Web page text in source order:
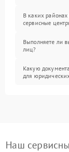
В каких районах
сервисные
Выполняете ли
лиц?
Какую
для
Наш